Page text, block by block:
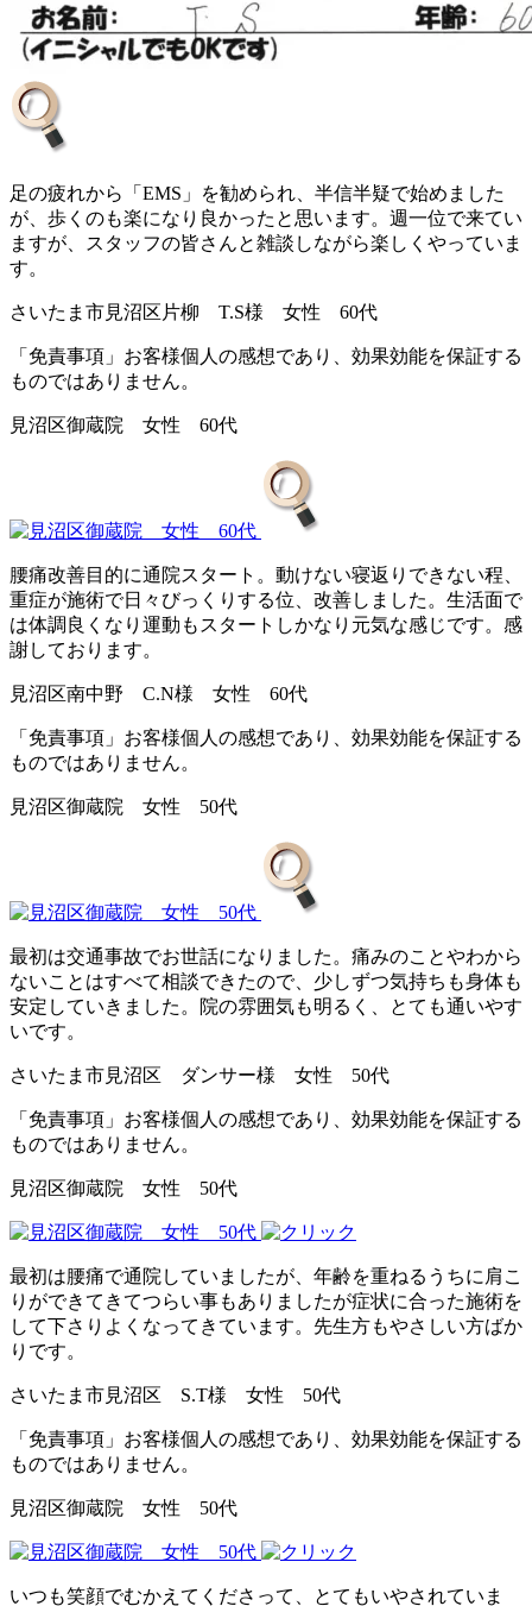
足の疲れから「EMS」を勧められ、半信半疑で始めました
が、歩くのも楽になり良かったと思います。週一位で来てい
ますが、スタッフの皆さんと雑談しながら楽しくやっていま
す。
さいたま市見沼区片柳 T.S様 女性 60代
「免責事項」お客様個人の感想であり、効果効能を保証する
ものではありません。
見沼区御蔵院 女性 60代
腰痛改善目的に通院スタート。動けない寝返りできない程、
重症が施術で日々びっくりする位、改善しました。生活面で
は体調良くなり運動もスタートしかなり元気な感じです。感
謝しております。
見沼区南中野 C.N様 女性 60代
「免責事項」お客様個人の感想であり、効果効能を保証する
ものではありません。
見沼区御蔵院 女性 50代
最初は交通事故でお世話になりました。痛みのことやわから
ないことはすべて相談できたので、少しずつ気持ちも身体も
安定していきました。院の雰囲気も明るく、とても通いやす
いです。
さいたま市見沼区 ダンサー様 女性 50代
「免責事項」お客様個人の感想であり、効果効能を保証する
ものではありません。
見沼区御蔵院 女性 50代
最初は腰痛で通院していましたが、年齢を重ねるうちに肩こ
りができてきてつらい事もありましたが症状に合った施術を
して下さりよくなってきています。先生方もやさしい方ばか
りです。
さいたま市見沼区 S.T様 女性 50代
「免責事項」お客様個人の感想であり、効果効能を保証する
ものではありません。
見沼区御蔵院 女性 50代
いつも笑顔でむかえてくださって、とてもいやされていま